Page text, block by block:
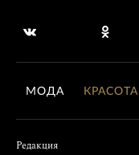
МОДА КРАСОТА
Редакция